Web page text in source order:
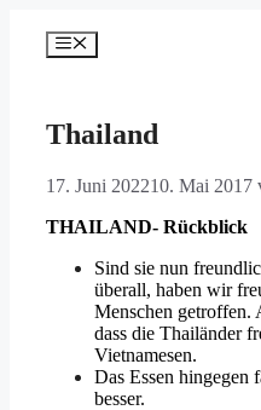
Inhalt
springen
Menü
Thailand
17. Juni 202210. Mai 2017
THAILAND- Rückblick
Sind sie nun
überall, haben wir
Menschen getroffen.
dass die Thailänder
Vietnamesen.
Das Essen hingegen
besser.